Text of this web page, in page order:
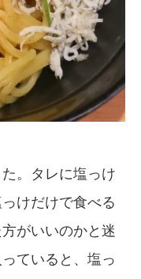
。タレに塩っけ
けだけで食べる
がいいのかと迷
ていると、塩っ